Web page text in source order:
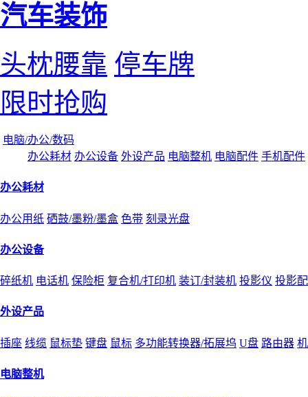
汽车装饰
头枕腰靠 停车牌
限时抢购
电脑/办公/数码
办公耗材 办公设备 外设产品 电脑整机 电脑配件 手机配件
办公耗材
办公用纸 硒鼓/墨粉/墨盒 色带 刻录光盘
办公设备
碎纸机 电话机 保险柜 复合机/打印机 装订/封装机 投影仪 投影
外设产品
插座 线缆 鼠标垫 键盘 鼠标 多功能转换器/拓展坞 U盘 路由器
电脑整机